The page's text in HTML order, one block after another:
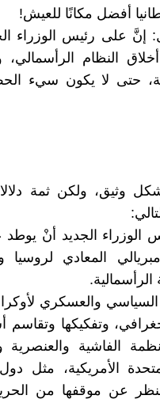
أفضل مكانًا للعيش!
إنَّ على رئيس الوزراء
النظام
حتى لا يكون سيء
وثيق، ولكن ثمة
الجديد أنْ يوطد
المعادي لروسيا
السياسي والعسكري
وتفكيكها وتقاسم
الفاشية والعنصرية
الأمريكية، مثل
عن موقفها من